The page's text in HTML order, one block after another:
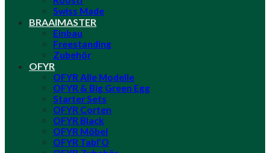
Swiss Made
BRAAIMASTER
Einbau
Freestanding
Zubehör
OFYR
OFYR Alle Modelle
OFYR & Big Green Egg
Starter Sets
OFYR Corten
OFYR Black
OFYR Möbel
OFYR Tabl’O